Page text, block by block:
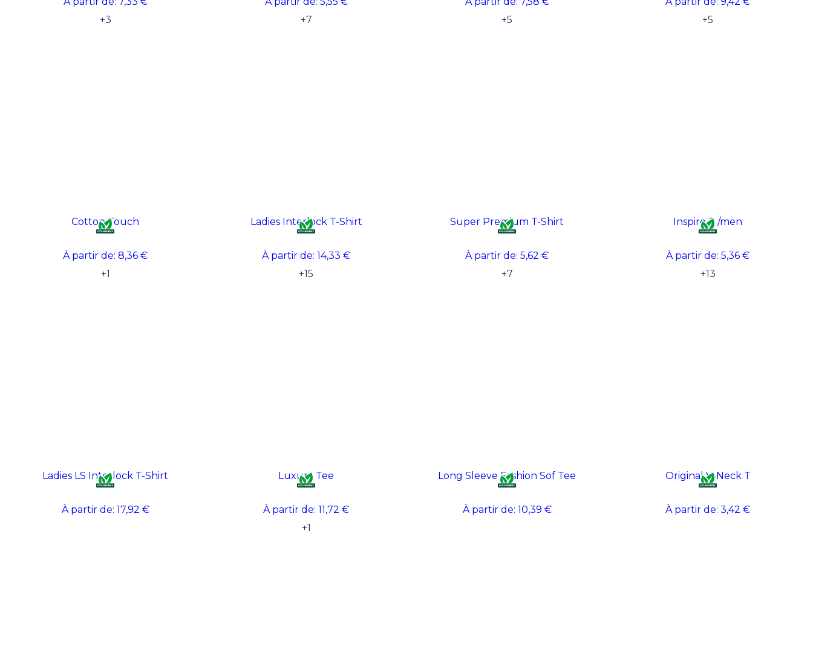
+3
+7
+5
+5
Cotton Touch
À partir de: 8,36 €
+1
Ladies Interlock T-Shirt
À partir de: 14,33 €
+15
Super Premium T-Shirt
À partir de: 5,62 €
+7
Inspire T /men
À partir de: 5,36 €
+13
Ladies LS Interlock T-Shirt
À partir de: 17,92 €
Luxury Tee
À partir de: 11,72 €
+1
Long Sleeve Fashion Sof Tee
À partir de: 10,39 €
Original V-Neck T
À partir de: 3,42 €